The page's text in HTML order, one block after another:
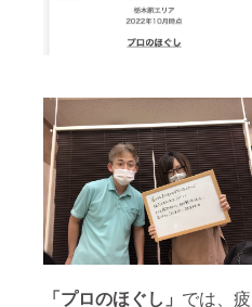
「プロのほぐし」 では、疲